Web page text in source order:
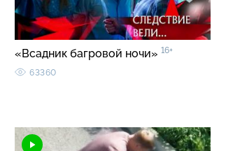
«Всадник багровой ночи» 16+
63360